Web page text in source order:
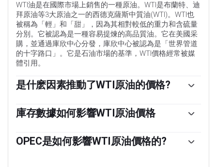
WTI油是在國際市場上銷售的一種原油。WTI是布蘭特、迪
拜原油等3大原油之一的西德克薩斯中質油(WTI)。WTI也
被稱為「輕」和「甜」，因為其相對較低的重力和含硫量
分別。它被認為是一種容易提煉的高品質油。它在美國采
購，並通過庫欣中心分發，庫欣中心被認為是「世界管道
的十字路口」。它是石油市場的基準，WTI價格經常被媒
體引用。
是什麽因素推動了WTI原油的價格?
素。因此，全球增長可以成為需求增長的驅動力，反之亦
然，導致全球增長疲軟。政治不穩定、戰爭和製裁可能會
(OPEC)的決定是油價的另一個關鍵驅動因素。美元的價值
庫存數據如何影響WTI原油價格
報告影響著WTI原油的價格。庫存的變化反映了供需的波
動。如果數據顯示庫存下降，則可能表明需求增加，從而
OPEC是如何影響WTI原油價格的?